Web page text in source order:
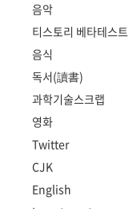
음악
티스토리 베타테스트
음식
독서(讀書)
과학기술스크랩
영화
Twitter
CJK
English